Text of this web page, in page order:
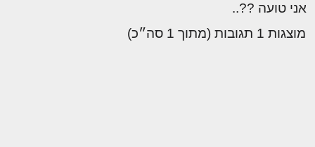
אני טועה ??..
מוצגות 1 תגובות (מתוך 1 סה״כ)